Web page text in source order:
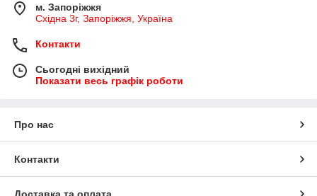
м. Запоріжжя
Східна 3г, Запоріжжя, Україна
Контакти
Сьогодні вихідний
Показати весь графік роботи
Про нас
Контакти